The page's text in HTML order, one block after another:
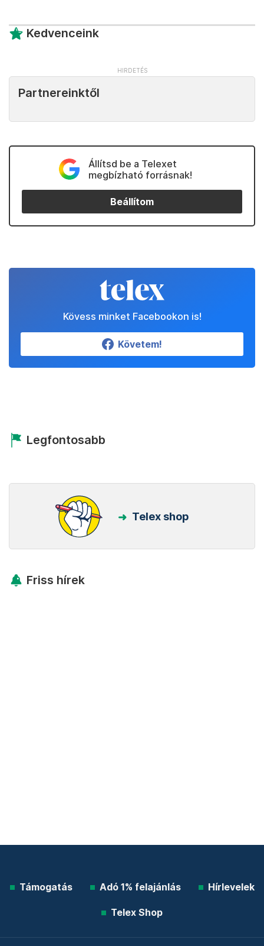
Kedvenceink
Partnereinktől
Állítsd be a Telexet
megbízható forrásnak!
Beállítom
Kövess minket Facebookon is!
Követem!
Legfontosabb
Telex shop
Friss hírek
Támogatás Adó 1% felajánlás Hírlevelek
Telex Shop